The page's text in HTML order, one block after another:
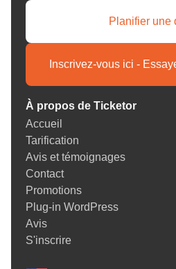
Planifier une
Inscrivez-vous ici -
À propos de Ticketor
Accueil
Tarification
Avis et témoignages
Contact
Promotions
Plug-in WordPress
Avis
S'inscrire